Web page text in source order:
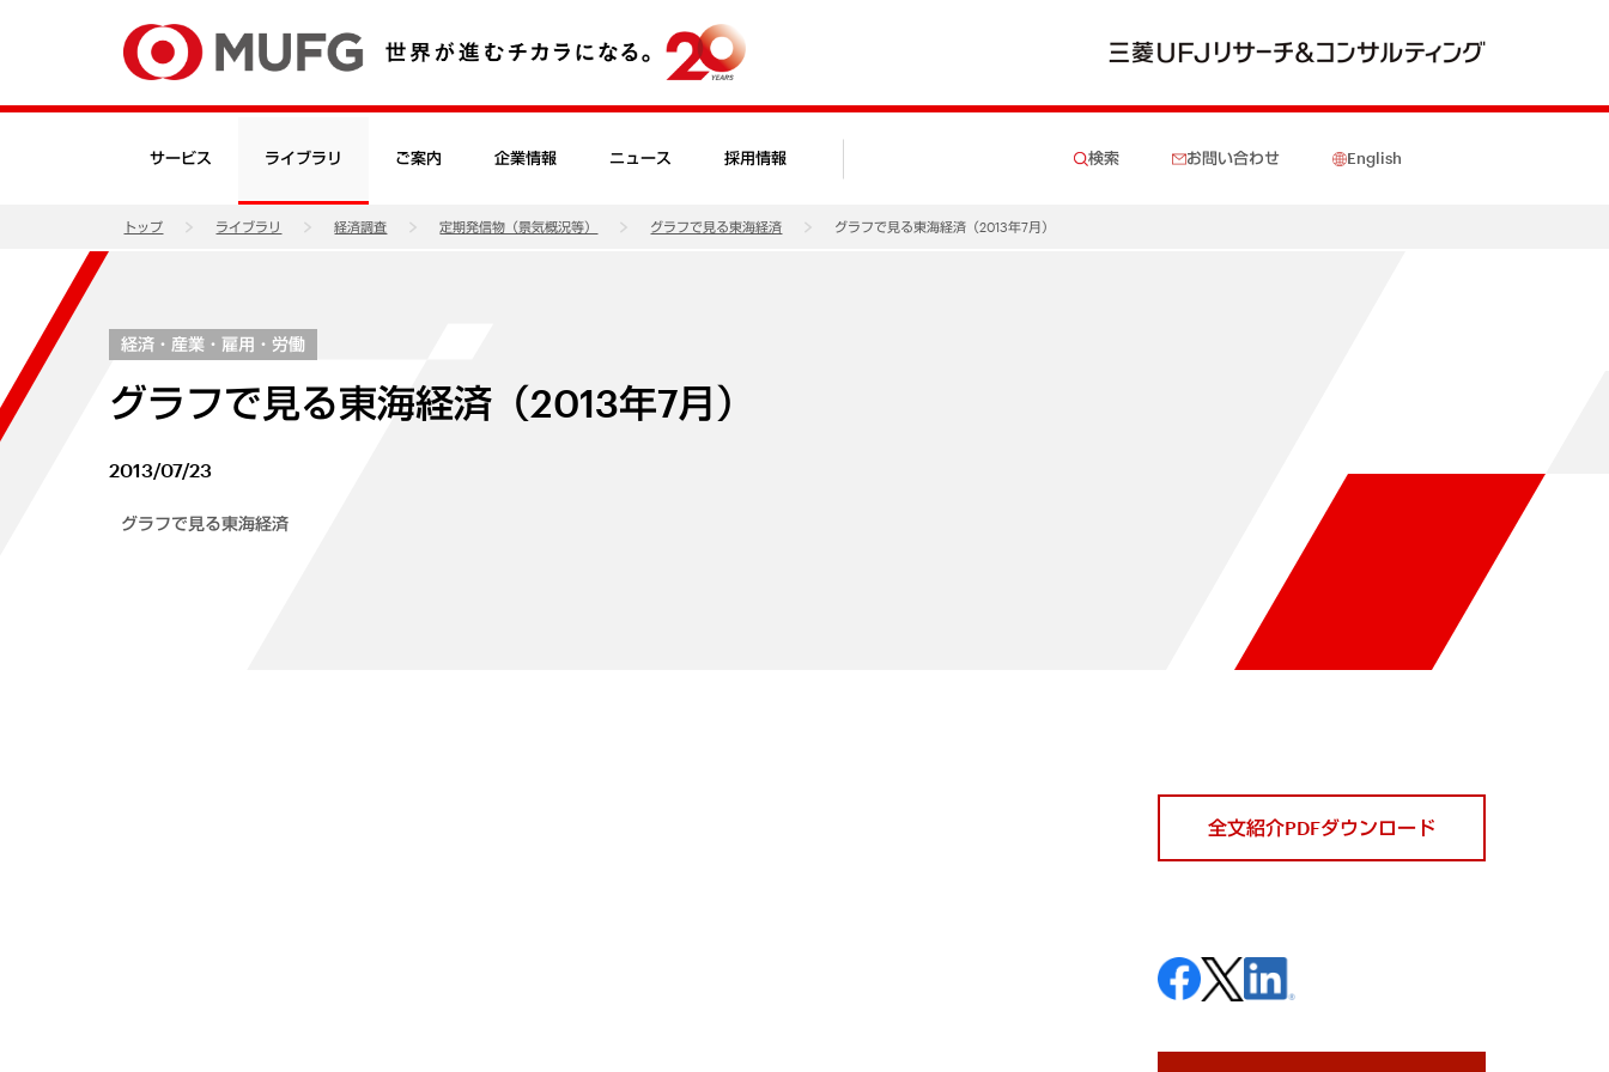
サービス ライブラリ ご案内 企業情報 ニュース 採用情報 検索 お問い合わせ English
トップ ライブラリ 経済調査 定期発信物（景気概況等） グラフで見る東海経済 グラフで見る東海経済（2013年7月）
経済・産業・雇用・労働
グラフで見る東海経済（2013年7月）
2013/07/23
グラフで見る東海経済
全文紹介PDFダウンロード